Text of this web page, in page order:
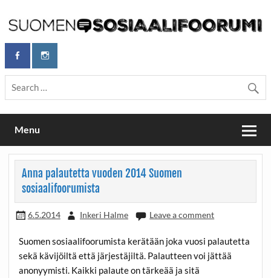
content
Maailmanparannuspäivät / Suomen
Sosiaalifoorumi
Maailmanparannuspäivät Lapinlahden Lähteellä, Helsingissä
26.–27.9.2026
Menu
Anna palautetta vuoden 2014 Suomen
sosiaalifoorumista
6.5.2014 Inkeri Halme Leave a comment
Suomen sosiaalifoorumista kerätään joka vuosi palautetta
sekä kävijöiltä että järjestäjiltä. Palautteen voi jättää
anonyymisti. Kaikki palaute on tärkeää ja sitä